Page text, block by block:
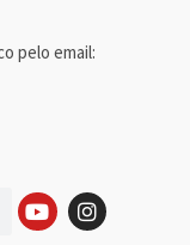
pelo email: